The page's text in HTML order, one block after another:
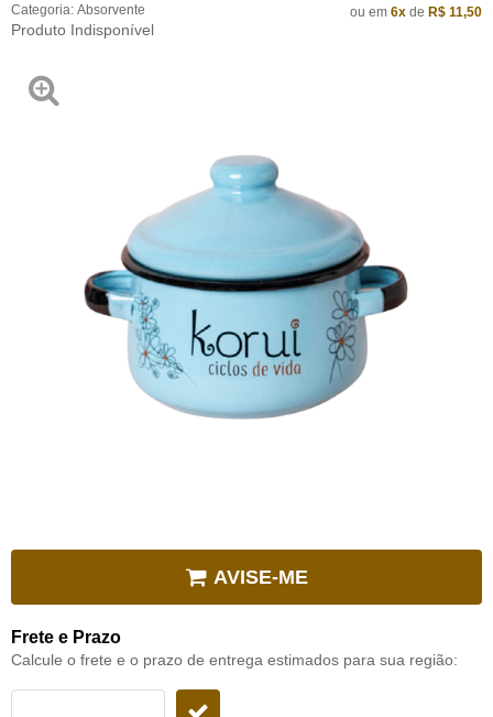
Categoria: Absorvente
Produto Indisponível
ou em 6x de R$ 11,50
AVISE-ME
Frete e Prazo
Calcule o frete e o prazo de entrega estimados para sua região: